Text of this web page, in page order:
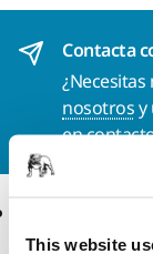
This website
Contacta
nosotrosy
en